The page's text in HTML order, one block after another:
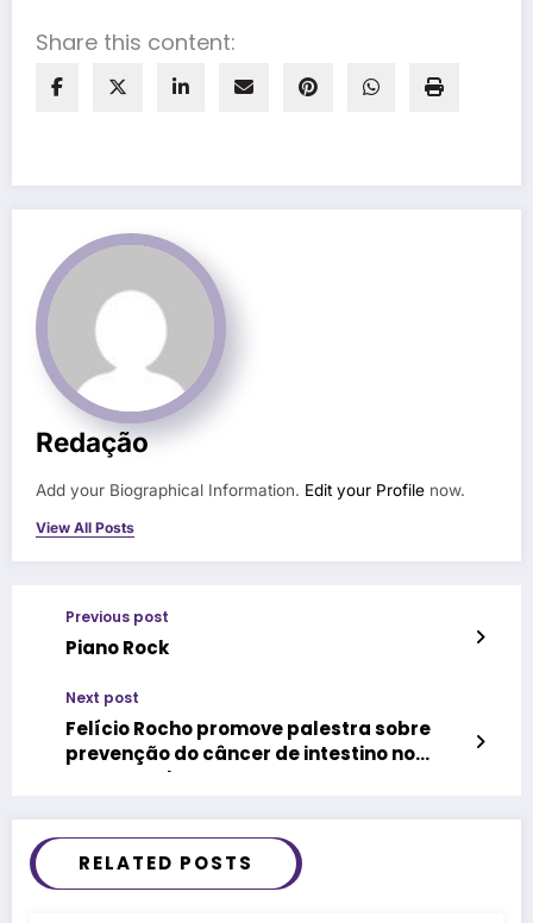
Share this content:
Redação
Add your Biographical Information. Edit your Profile now.
View All Posts
Previous post
Piano Rock
Next post
Felício Rocho promove palestra sobre
prevenção do câncer de intestino no
Março Azul
RELATED POSTS